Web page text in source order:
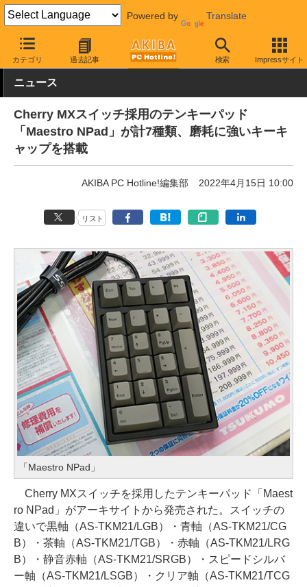
Powered by Translate
カテゴリ 過去記事 検索 Impressサイト
AKIBA PC Hotline! PC周辺機器 キーボード アーキサイト
ニュース
Cherry MXスイッチ採用のテンキーパッド
「Maestro NPad」が計7種類、磨耗に強いキーキ
ャップを搭載
AKIBA PC Hotline!編集部 2022年4月15日 10:00
リスト
「Maestro NPad」
Cherry MXスイッチを採用したテンキーパッド「Maest
ro NPad」がアーキサイトから発売された。スイッチの
違いで黒軸（AS-TKM21/LGB）・青軸（AS-TKM21/CG
B）・茶軸（AS-TKM21/TGB）・赤軸（AS-TKM21/LRG
B）・静音赤軸（AS-TKM21/SRGB）・スピードシルバ
ー軸（AS-TKM21/LSGB）・クリア軸（AS-TKM21/TCG